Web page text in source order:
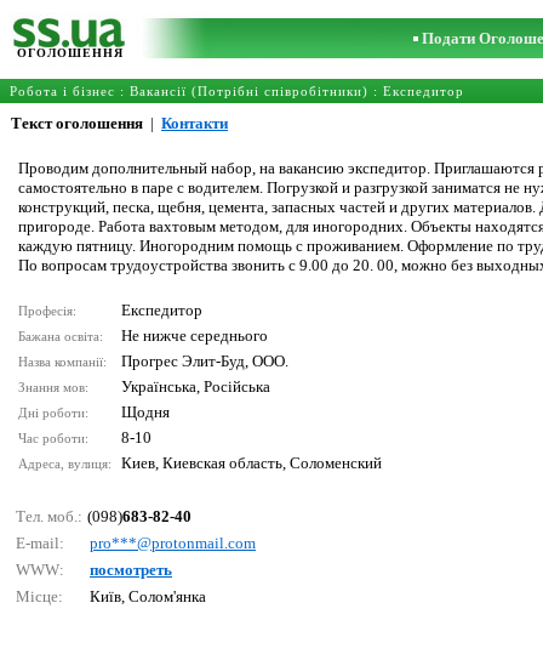
ОГОЛОШЕННЯ
Подати
Робота і бізнес : Вакансії (Потрібні співробітники) : Експедитор
Текст оголошення | Контакти
Проводим дополнительный набор, на вакансию экспедитор.
самостоятельно в паре с водителем. Погрузкой и разгрузкой заниматся не
конструкций, песка, щебня, цемента, запасных частей и других
пригороде. Работа вахтовым методом, для иногородних. Объекты
каждую пятницу. Иногородним помощь с проживанием. Оформление по
По вопросам трудоустройства звонить с 9.00 до 20. 00, можно без
Професія: Експедитор
Бажана освіта: Не нижче середнього
Назва компанії: Прогрес Элит-Буд, ООО.
Знання мов: Українська, Російська
Дні роботи: Щодня
Час роботи: 8-10
Адреса, вулиця: Киев, Киевская область, Соломенский
Тел. моб.: (098)683-82-40
E-mail:
рrо***@рrоtоnmаil.соm
WWW:
посмотреть
Місце:
Київ, Солом'янка